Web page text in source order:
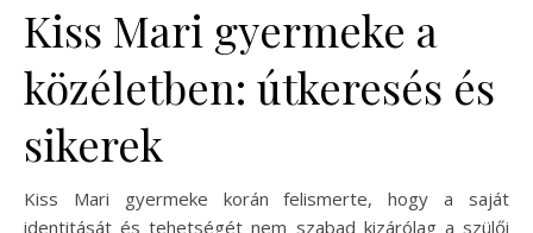
Kiss Mari gyermeke a
közéletben: útkeresés és
sikerek
Kiss Mari gyermeke korán felismerte, hogy a saját
identitását és tehetségét nem szabad kizárólag a szülői